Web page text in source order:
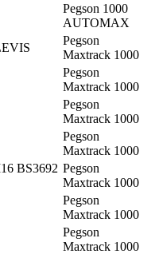
Pegson 1000
AUTOMAX
Pegson
Maxtrack 1000
Pegson
Maxtrack 1000
Pegson
Maxtrack 1000
Pegson
Maxtrack 1000
BS3692 Pegson
Maxtrack 1000
Pegson
Maxtrack 1000
Pegson
Maxtrack 1000